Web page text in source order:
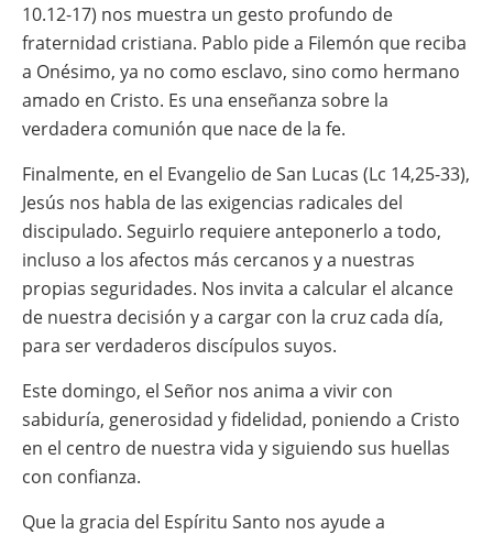
10.12-17) nos muestra un gesto profundo de
fraternidad cristiana. Pablo pide a Filemón que reciba
a Onésimo, ya no como esclavo, sino como hermano
amado en Cristo. Es una enseñanza sobre la
verdadera comunión que nace de la fe.
Finalmente, en el Evangelio de San Lucas (Lc 14,25-33),
Jesús nos habla de las exigencias radicales del
discipulado. Seguirlo requiere anteponerlo a todo,
incluso a los afectos más cercanos y a nuestras
propias seguridades. Nos invita a calcular el alcance
de nuestra decisión y a cargar con la cruz cada día,
para ser verdaderos discípulos suyos.
Este domingo, el Señor nos anima a vivir con
sabiduría, generosidad y fidelidad, poniendo a Cristo
en el centro de nuestra vida y siguiendo sus huellas
con confianza.
Que la gracia del Espíritu Santo nos ayude a